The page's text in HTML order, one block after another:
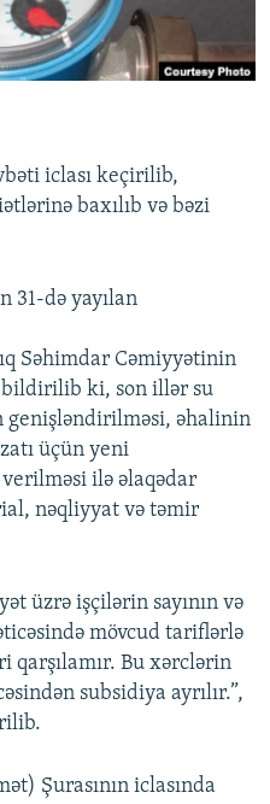
iclası keçirilib,
baxılıb və bəzi
31-də yayılan
Səhimdar Cəmiyyətinin
bildirilib ki, son illər su
genişləndirilməsi, əhalinin
üçün yeni
ilə əlaqədar
nəqliyyat və təmir
üzrə işçilərin sayının və
mövcud tariflərlə
qarşılamır. Bu xərclərin
subsidiya ayrılır.”,
Şurasının iclasında